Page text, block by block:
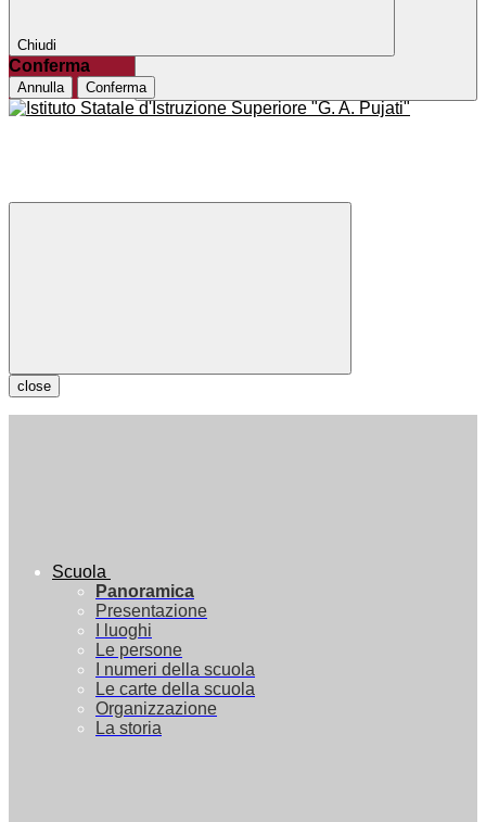
Chiudi
Conferma
Annulla Conferma
close
Scuola
Panoramica
Presentazione
I luoghi
Le persone
I numeri della scuola
Le carte della scuola
Organizzazione
La storia